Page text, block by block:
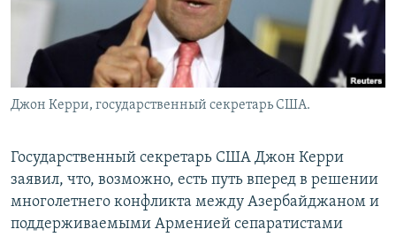
Джон Керри, государственный секретарь США.
Государственный секретарь США Джон Керри
заявил, что, возможно, есть путь вперед в решении
многолетнего конфликта между Азербайджаном и
поддерживаемыми Арменией сепаратистами